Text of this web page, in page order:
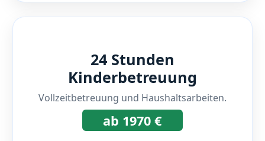
24 Stunden
Kinderbetreuung
Vollzeitbetreuung und Haushaltsarbeiten.
ab 1970 €